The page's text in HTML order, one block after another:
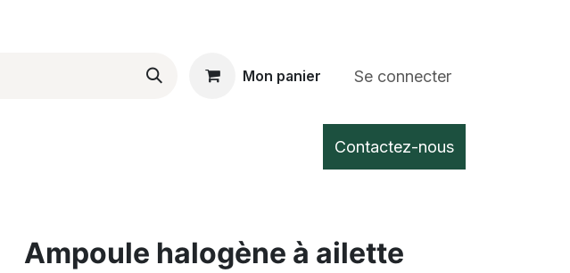
Mon panier Se connecter
Contactez-nous
Ampoule halogène à ailette